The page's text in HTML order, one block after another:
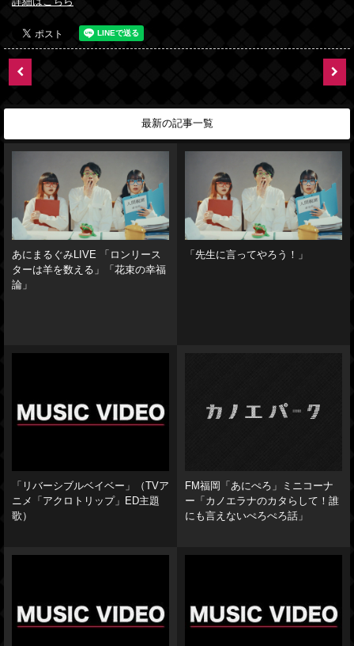
最新の記事一覧
あにまるぐみLIVE 「ロンリース
ターは羊を数える」「花束の幸福
論」
「先生に言ってやろう！」
「リバーシブルベイベー」（TVア
ニメ「アクロトリップ」ED主題
歌）
FM福岡「あにぺろ」ミニコーナ
ー「カノエラナのカタらして！誰
にも言えないぺろぺろ話」